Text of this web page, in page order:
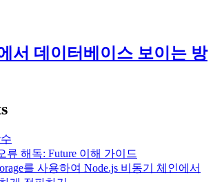
서 데이터베이스 보이는 방
류 해독: Future 이해 가이드
를 사용하여 Node.js 비동기 체인에서